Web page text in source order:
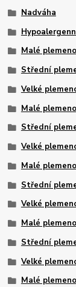
Nadváha
Malé
Střední
Velké
Malé
Střední
Velké
Malé
Střední
Velké
Malé
Střední
Velké
Malé